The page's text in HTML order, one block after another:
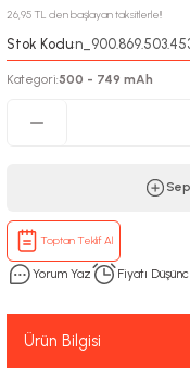
26,95 TL den başlayan taksitlerle!!
Stok Kodu:
Kategori:500 - 749 mAh
Toptan Teklif Al
Yorum Yaz Fiyatı
Ürün Bilgisi